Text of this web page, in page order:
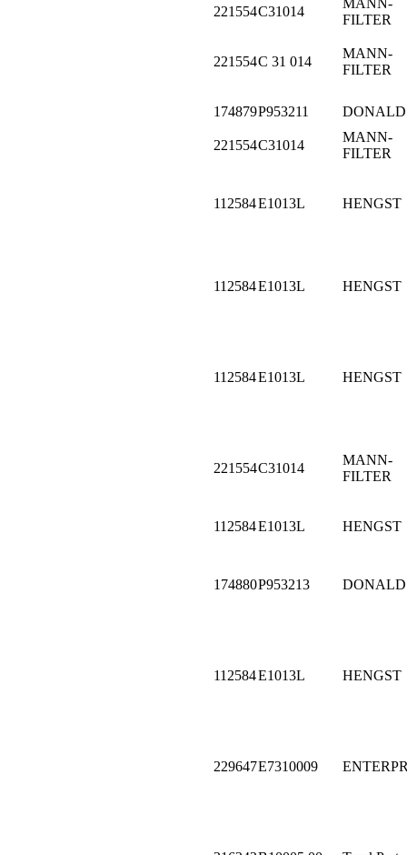
221554C31014
FILTER
221554C 31 014
MANN-
FILTER
174879P953211
221554C31014
MANN-
FILTER
112584E1013L HENGST
112584E1013L HENGST
112584E1013L HENGST
221554C31014
MANN-
FILTER
112584E1013L HENGST
174880P953213
112584E1013L HENGST
229647E7310009